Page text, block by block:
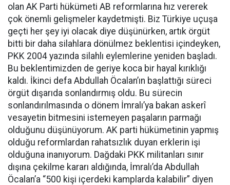
olan AK Parti hükümeti AB reformlarına hız vererek
çok önemli gelişmeler kaydetmişti. Biz Türkiye uçuşa
geçti her şey iyi olacak diye düşünürken, artık örgüt
bitti bir daha silahlara dönülmez beklentisi içindeyken,
PKK 2004 yazında silahlı eylemlerine yeniden başladı.
Bu beklentimizden de geriye koca bir hayal kırıklığı
kaldı. İkinci defa Abdullah Öcalan’ın başlattığı süreci
örgüt dışarıda sonlandırmış oldu. Bu sürecin
sonlandırılmasında o dönem İmralı’ya bakan askerî
vesayetin bitmesini istemeyen paşaların parmağı
olduğunu düşünüyorum. AK parti hükümetinin yapmış
olduğu reformlardan rahatsızlık duyan erklerin işi
olduğuna inanıyorum. Dağdaki PKK militanları sınır
dışına çekilme kararı aldığında, İmralı’da Abdullah
Öcalan’a “500 kişi içerdeki kamplarda kalabilir” diyen